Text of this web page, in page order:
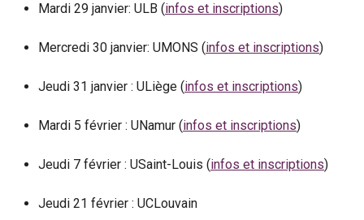
Mardi 29 janvier: ULB (infos et inscriptions)
Mercredi 30 janvier: UMONS (infos et inscriptions)
Jeudi 31 janvier : ULiège (infos et inscriptions)
Mardi 5 février : UNamur (infos et inscriptions)
Jeudi 7 février : USaint-Louis (infos et inscriptions)
Jeudi 21 février : UCLouvain